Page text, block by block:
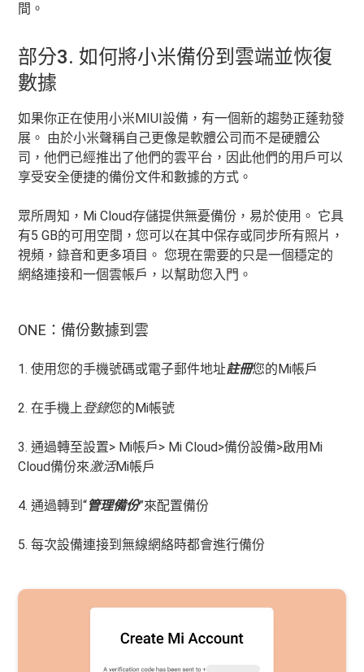
間。
部分3. 如何將小米備份到雲端並恢復
數據
如果你正在使用小米MIUI設備，有一個新的趨勢正蓬勃發
展。 由於小米聲稱自己更像是軟體公司而不是硬體公
司，他們已經推出了他們的雲平台，因此他們的用戶可以
享受安全便捷的備份文件和數據的方式。
眾所周知，Mi Cloud存儲提供無憂備份，易於使用。 它具
有5 GB的可用空間，您可以在其中保存或同步所有照片，
視頻，錄音和更多項目。 您現在需要的只是一個穩定的
網絡連接和一個雲帳戶，以幫助您入門。
ONE：備份數據到雲
1. 使用您的手機號碼或電子郵件地址註冊您的Mi帳戶
2. 在手機上登錄您的Mi帳號
3. 通過轉至設置> Mi帳戶> Mi Cloud>備份設備>啟用Mi
Cloud備份來激活Mi帳戶
4. 通過轉到“管理備份”來配置備份
5. 每次設備連接到無線網絡時都會進行備份